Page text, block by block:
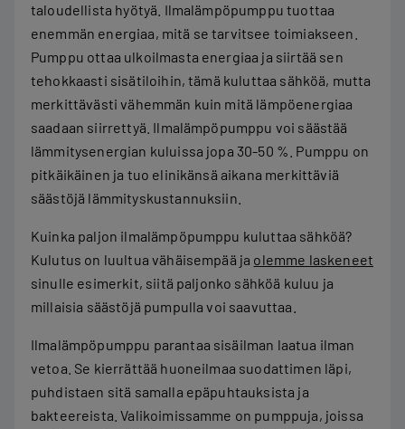
taloudellista hyötyä. Ilmalämpöpumppu tuottaa
enemmän energiaa, mitä se tarvitsee toimiakseen.
Pumppu ottaa ulkoilmasta energiaa ja siirtää sen
tehokkaasti sisätiloihin, tämä kuluttaa sähköä, mutta
merkittävästi vähemmän kuin mitä lämpöenergiaa
saadaan siirrettyä. Ilmalämpöpumppu voi säästää
lämmitysenergian kuluissa jopa 30-50 %. Pumppu on
pitkäikäinen ja tuo elinikänsä aikana merkittäviä
säästöjä lämmityskustannuksiin.
Kuinka paljon ilmalämpöpumppu kuluttaa sähköä?
Kulutus on luultua vähäisempää ja olemme laskeneet
sinulle esimerkit, siitä paljonko sähköä kuluu ja
millaisia säästöjä pumpulla voi saavuttaa.
Ilmalämpöpumppu parantaa sisäilman laatua ilman
vetoa. Se kierrättää huoneilmaa suodattimen läpi,
puhdistaen sitä samalla epäpuhtauksista ja
bakteereista. Valikoimissamme on pumppuja, joissa